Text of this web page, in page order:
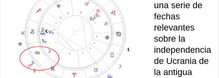
una serie de
fechas
relevantes
sobre la
independencia
de Ucrania de
la antigua